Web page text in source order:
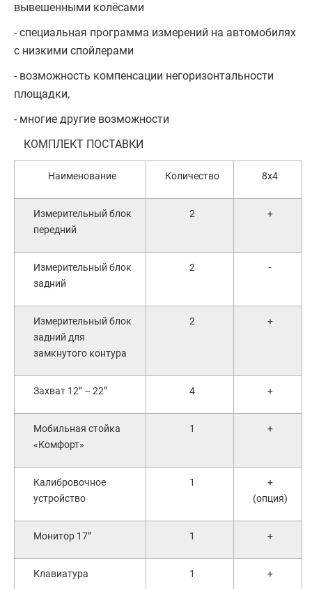
вывешенными колёсами
- специальная программа измерений на автомобилях
с низкими спойлерами
- возможность компенсации негоризонтальности
площадки,
- многие другие возможности
КОМПЛЕКТ ПОСТАВКИ
Наименование Количество 8x4
Измерительный блок
передний
2 +
Измерительный блок
задний
2 -
Измерительный блок
задний для
замкнутого контура
2 +
Захват 12” – 22” 4 +
Мобильная стойка
«Комфорт»
1 +
Калибровочное
устройство
1
+
(опция)
Монитор 17” 1 +
Клавиатура 1 +